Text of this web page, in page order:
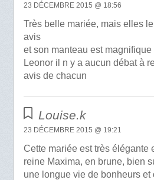
23 DÉCEMBRE 2015 @ 18:56
Très belle mariée, mais elles
avis
et son manteau est magnifique
Leonor il n y a aucun débat à
avis de chacun
Louise.k
23 DÉCEMBRE 2015 @ 19:21
Cette mariée est très élégante
reine Maxima, en brune, bien
une longue vie de bonheurs et